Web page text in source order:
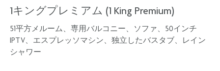
1キングプレミアム (1 King Premium)
51平方メルーム、専用バルコニー、ソファ、50インチ
IPTV、エスプレッソマシン、独立したバスタブ、レイン
シャワー